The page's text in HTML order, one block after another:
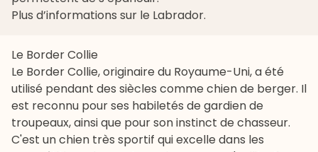
Plus d’informations sur le Labrador.
Le Border Collie
Le Border Collie, originaire du Royaume-Uni, a été
utilisé pendant des siècles comme chien de berger. Il
est reconnu pour ses habiletés de gardien de
troupeaux, ainsi que pour son instinct de chasseur.
C'est un chien très sportif qui excelle dans les